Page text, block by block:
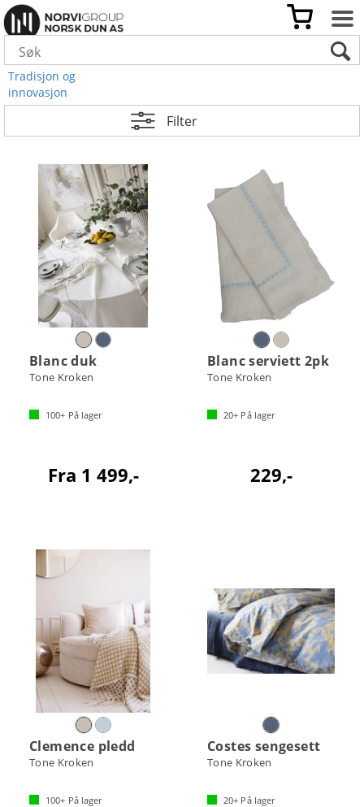
Tradisjon og
innovasjon
Filter
Blanc duk
Tone Kroken
100+ På lager
Fra 1 499,-
Blanc serviett 2pk
Tone Kroken
20+ På lager
229,-
Clemence pledd
Tone Kroken
100+ På lager
Costes sengesett
Tone Kroken
20+ På lager